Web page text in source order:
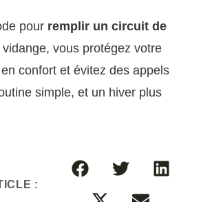
pour remplir un circuit de
vous protégez votre
confort et évitez des appels
simple, et un hiver plus
: